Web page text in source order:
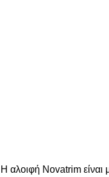
Novatrim είναι